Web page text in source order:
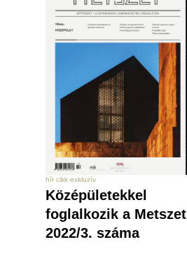
hír cikk exkluzív
Középületekkel
foglalkozik a Metszet
2022/3. száma